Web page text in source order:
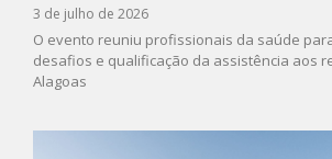
3 de julho de 2026
O evento reuniu profissionais da saúde
desafios e qualificação da assistência aos
Alagoas